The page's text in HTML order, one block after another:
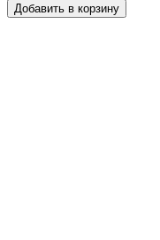
Добавить в корзину